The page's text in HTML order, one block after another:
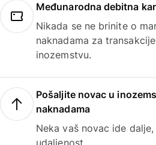
Međunarodna debitna
Nikada se ne brinite o
naknadama za
inozemstvu.
Pošaljite novac u
naknadama
Neka vaš novac ide
udaljenost.